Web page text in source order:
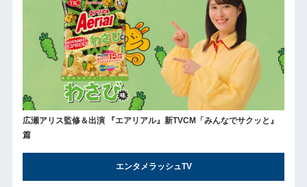
広瀬アリス監修＆出演 『エアリアル』新TVCM「みんなでサクッと』
篇
エンタメラッシュTV